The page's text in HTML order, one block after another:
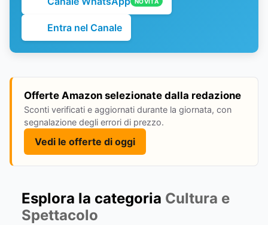
Entra nel Canale
Offerte Amazon selezionate dalla redazione
Sconti verificati e aggiornati durante la giornata, con
segnalazione degli errori di prezzo.
Vedi le offerte di oggi
Esplora la categoria Cultura e
Spettacolo